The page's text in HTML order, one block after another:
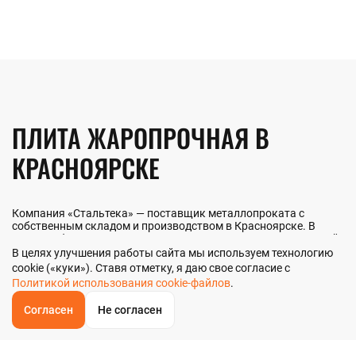
ОБРАТНЫЙЗВОНОК
ПЛИТА ЖАРОПРОЧНАЯ В
КРАСНОЯРСКЕ
Компания «Стальтека» — поставщик металлопроката с
собственным складом и производством в Красноярске. В
наличии более 130 видов металлопроката и 70 наименований
металлоизделий — черный, цветной и нержавеющий прокат
любых типоразмеров. Мы реализуем плиту жаропрочную как
оптом, так и в розницу прямо со склада из наличия или под
заказ. Контроль качества на всех этапах — от входного
анализа до отгрузки.
Главная
В целях улучшения работы сайта мы используем технологию
cookie («куки»). Ставя отметку, я даю свое согласие с
Политикой использования cookie-файлов.
Согласен Не согласен